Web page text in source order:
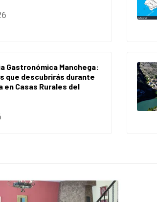
Gastronómica Manchega:
que descubrirás durante
en Casas Rurales del